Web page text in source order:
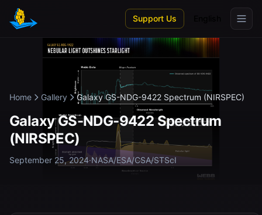
Skip to main content
Support Us
Home Gallery Galaxy GS-NDG-9422 Spectrum (NIRSPEC)
Galaxy GS-NDG-9422 Spectrum
(NIRSPEC)
September 25, 2024·NASA/ESA/CSA/STScI